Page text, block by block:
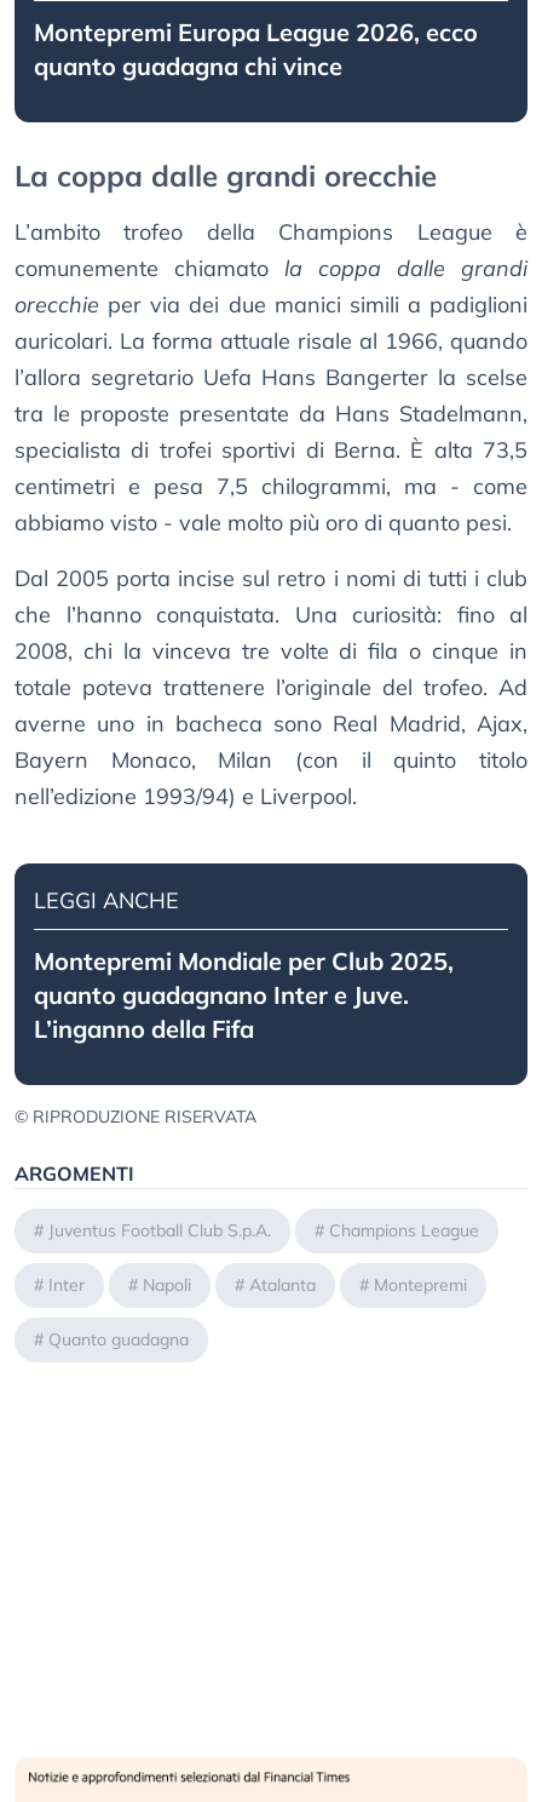
Montepremi Europa League 2026, ecco
quanto guadagna chi vince
La coppa dalle grandi orecchie
L’ambito trofeo della Champions League è
comunemente chiamato la coppa dalle grandi
orecchie per via dei due manici simili a padiglioni
auricolari. La forma attuale risale al 1966, quando
l’allora segretario Uefa Hans Bangerter la scelse
tra le proposte presentate da Hans Stadelmann,
specialista di trofei sportivi di Berna. È alta 73,5
centimetri e pesa 7,5 chilogrammi, ma - come
abbiamo visto - vale molto più oro di quanto pesi.
Dal 2005 porta incise sul retro i nomi di tutti i club
che l’hanno conquistata. Una curiosità: fino al
2008, chi la vinceva tre volte di fila o cinque in
totale poteva trattenere l’originale del trofeo. Ad
averne uno in bacheca sono Real Madrid, Ajax,
Bayern Monaco, Milan (con il quinto titolo
nell’edizione 1993/94) e Liverpool.
LEGGI ANCHE
Montepremi Mondiale per Club 2025,
quanto guadagnano Inter e Juve.
L’inganno della Fifa
© RIPRODUZIONE RISERVATA
ARGOMENTI
# Juventus Football Club S.p.A. # Champions League
# Inter # Napoli # Atalanta # Montepremi
# Quanto guadagna